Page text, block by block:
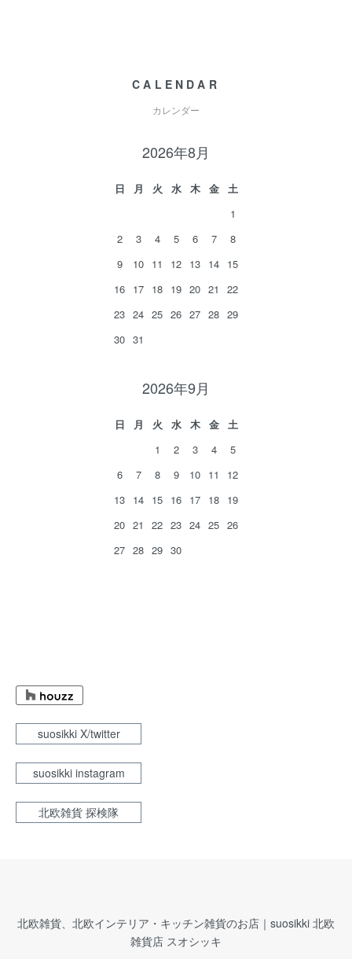
CALENDAR
カレンダー
2026年8月
日 月 火 水 木 金
土
1
2
3 4 5 6 7
8
9
10 11 12 13 14 15
16 17 18 19 20 21
22
23 24 25 26 27 28 29
30 31
2026年9月
日 月 火 水 木 金
土
1
2 3 4
5
6
7 8 9 10 11
12
13 14 15 16 17 18 19
20 21 22 23 24 25 26
27 28 29 30
suosikki X/twitter
suosikki instagram
北欧雑貨 探検隊
北欧雑貨、北欧インテリア・キッチン雑貨のお店｜suosikki 北欧
雑貨店 スオシッキ